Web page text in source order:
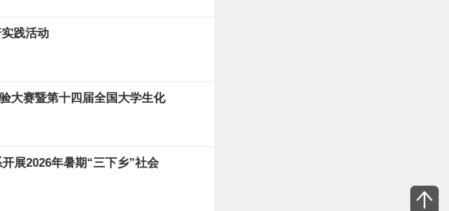
践活动
大赛暨第十四届全国大学生化
展2026年暑期“三下乡”社会